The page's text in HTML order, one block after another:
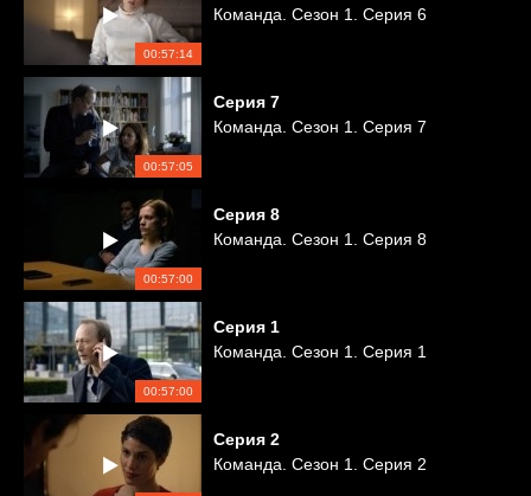
00:57:14
Команда. Сезон 1. Серия 6
00:57:05
Серия 7
Команда. Сезон 1. Серия 7
00:57:00
Серия 8
Команда. Сезон 1. Серия 8
00:57:00
Серия 1
Команда. Сезон 1. Серия 1
Серия 2
Команда. Сезон 1. Серия 2